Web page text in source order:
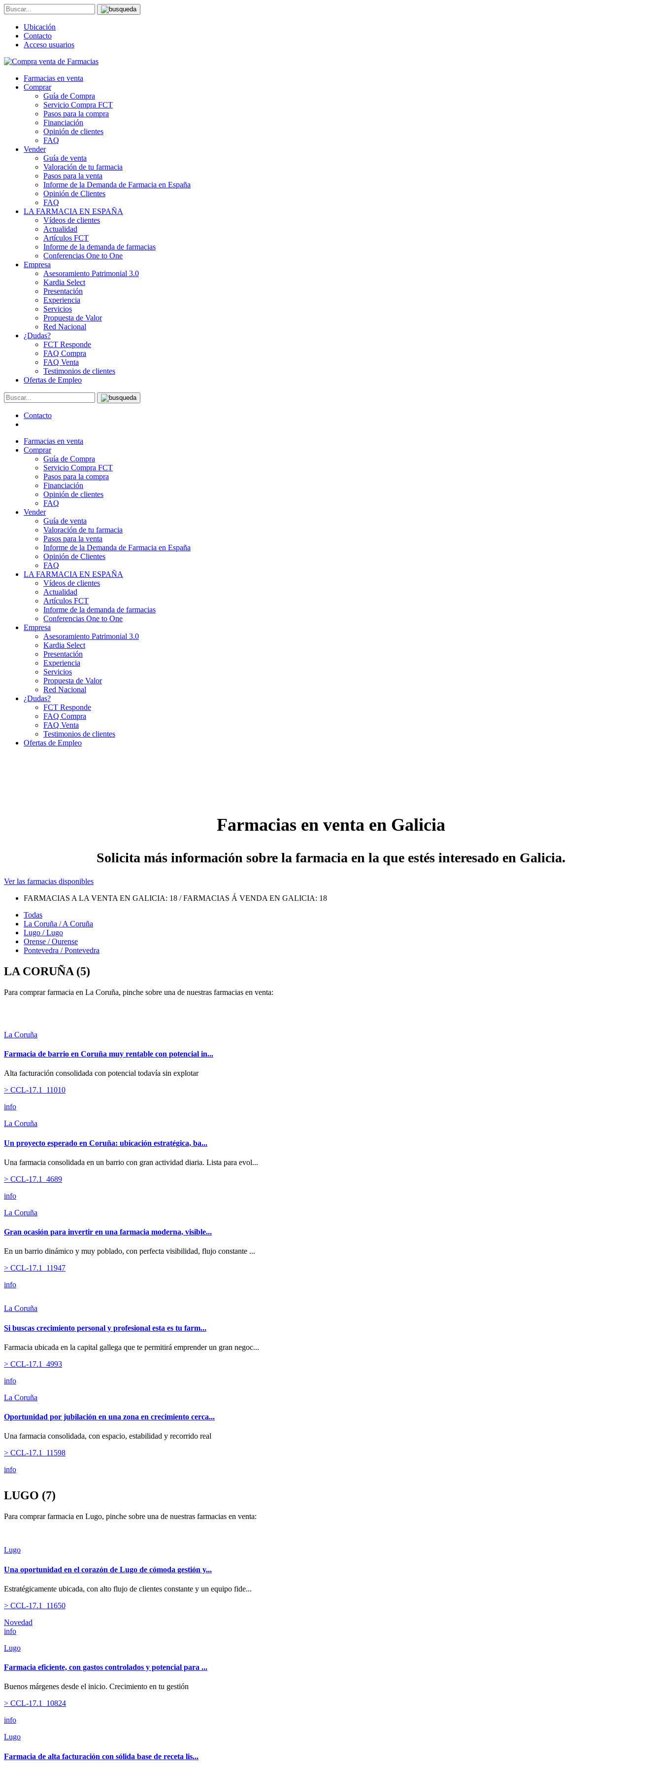
Ubicación
Contacto
Acceso usuarios
Farmacias en venta
Comprar
Guía de Compra
Servicio Compra FCT
Pasos para la compra
Financiación
Opinión de clientes
FAQ
Vender
Guía de venta
Valoración de tu farmacia
Pasos para la venta
Informe de la Demanda de Farmacia en España
Opinión de Clientes
FAQ
LA FARMACIA EN ESPAÑA
Vídeos de clientes
Actualidad
Artículos FCT
Informe de la demanda de farmacias
Conferencias One to One
Empresa
Asesoramiento Patrimonial 3.0
Kardia Select
Presentación
Experiencia
Servicios
Propuesta de Valor
Red Nacional
¿Dudas?
FCT Responde
FAQ Compra
FAQ Venta
Testimonios de clientes
Ofertas de Empleo
Contacto
Farmacias en venta
Comprar
Guía de Compra
Servicio Compra FCT
Pasos para la compra
Financiación
Opinión de clientes
FAQ
Vender
Guía de venta
Valoración de tu farmacia
Pasos para la venta
Informe de la Demanda de Farmacia en España
Opinión de Clientes
FAQ
LA FARMACIA EN ESPAÑA
Vídeos de clientes
Actualidad
Artículos FCT
Informe de la demanda de farmacias
Conferencias One to One
Empresa
Asesoramiento Patrimonial 3.0
Kardia Select
Presentación
Experiencia
Servicios
Propuesta de Valor
Red Nacional
¿Dudas?
FCT Responde
FAQ Compra
FAQ Venta
Testimonios de clientes
Ofertas de Empleo
Farmacias en venta en Galicia
Solicita más información sobre la farmacia en la que estés interesado en Galicia.
Ver las farmacias disponibles
FARMACIAS A LA VENTA EN GALICIA: 18 / FARMACIAS Á VENDA EN GALICIA: 18
Todas
La Coruña / A Coruña
Lugo / Lugo
Orense / Ourense
Pontevedra / Pontevedra
LA CORUÑA (5)
Para comprar farmacia en La Coruña, pinche sobre una de nuestras farmacias en venta:
La Coruña
Farmacia de barrio en Coruña muy rentable con potencial in...
Alta facturación consolidada con potencial todavía sin explotar
> CCL-17.1_11010
info
La Coruña
Un proyecto esperado en Coruña: ubicación estratégica, ba...
Una farmacia consolidada en un barrio con gran actividad diaria. Lista para evol...
> CCL-17.1_4689
info
La Coruña
Gran ocasión para invertir en una farmacia moderna, visible...
En un barrio dinámico y muy poblado, con perfecta visibilidad, flujo constante ...
> CCL-17.1_11947
info
La Coruña
Si buscas crecimiento personal y profesional esta es tu farm...
Farmacia ubicada en la capital gallega que te permitirá emprender un gran negoc...
> CCL-17.1_4993
info
La Coruña
Oportunidad por jubilación en una zona en crecimiento cerca...
Una farmacia consolidada, con espacio, estabilidad y recorrido real
> CCL-17.1_11598
info
LUGO (7)
Para comprar farmacia en Lugo, pinche sobre una de nuestras farmacias en venta:
Lugo
Una oportunidad en el corazón de Lugo de cómoda gestión y...
Estratégicamente ubicada, con alto flujo de clientes constante y un equipo fide...
> CCL-17.1_11650
Novedad
info
Lugo
Farmacia eficiente, con gastos controlados y potencial para ...
Buenos márgenes desde el inicio. Crecimiento en tu gestión
> CCL-17.1_10824
info
Lugo
Farmacia de alta facturación con sólida base de receta lis...